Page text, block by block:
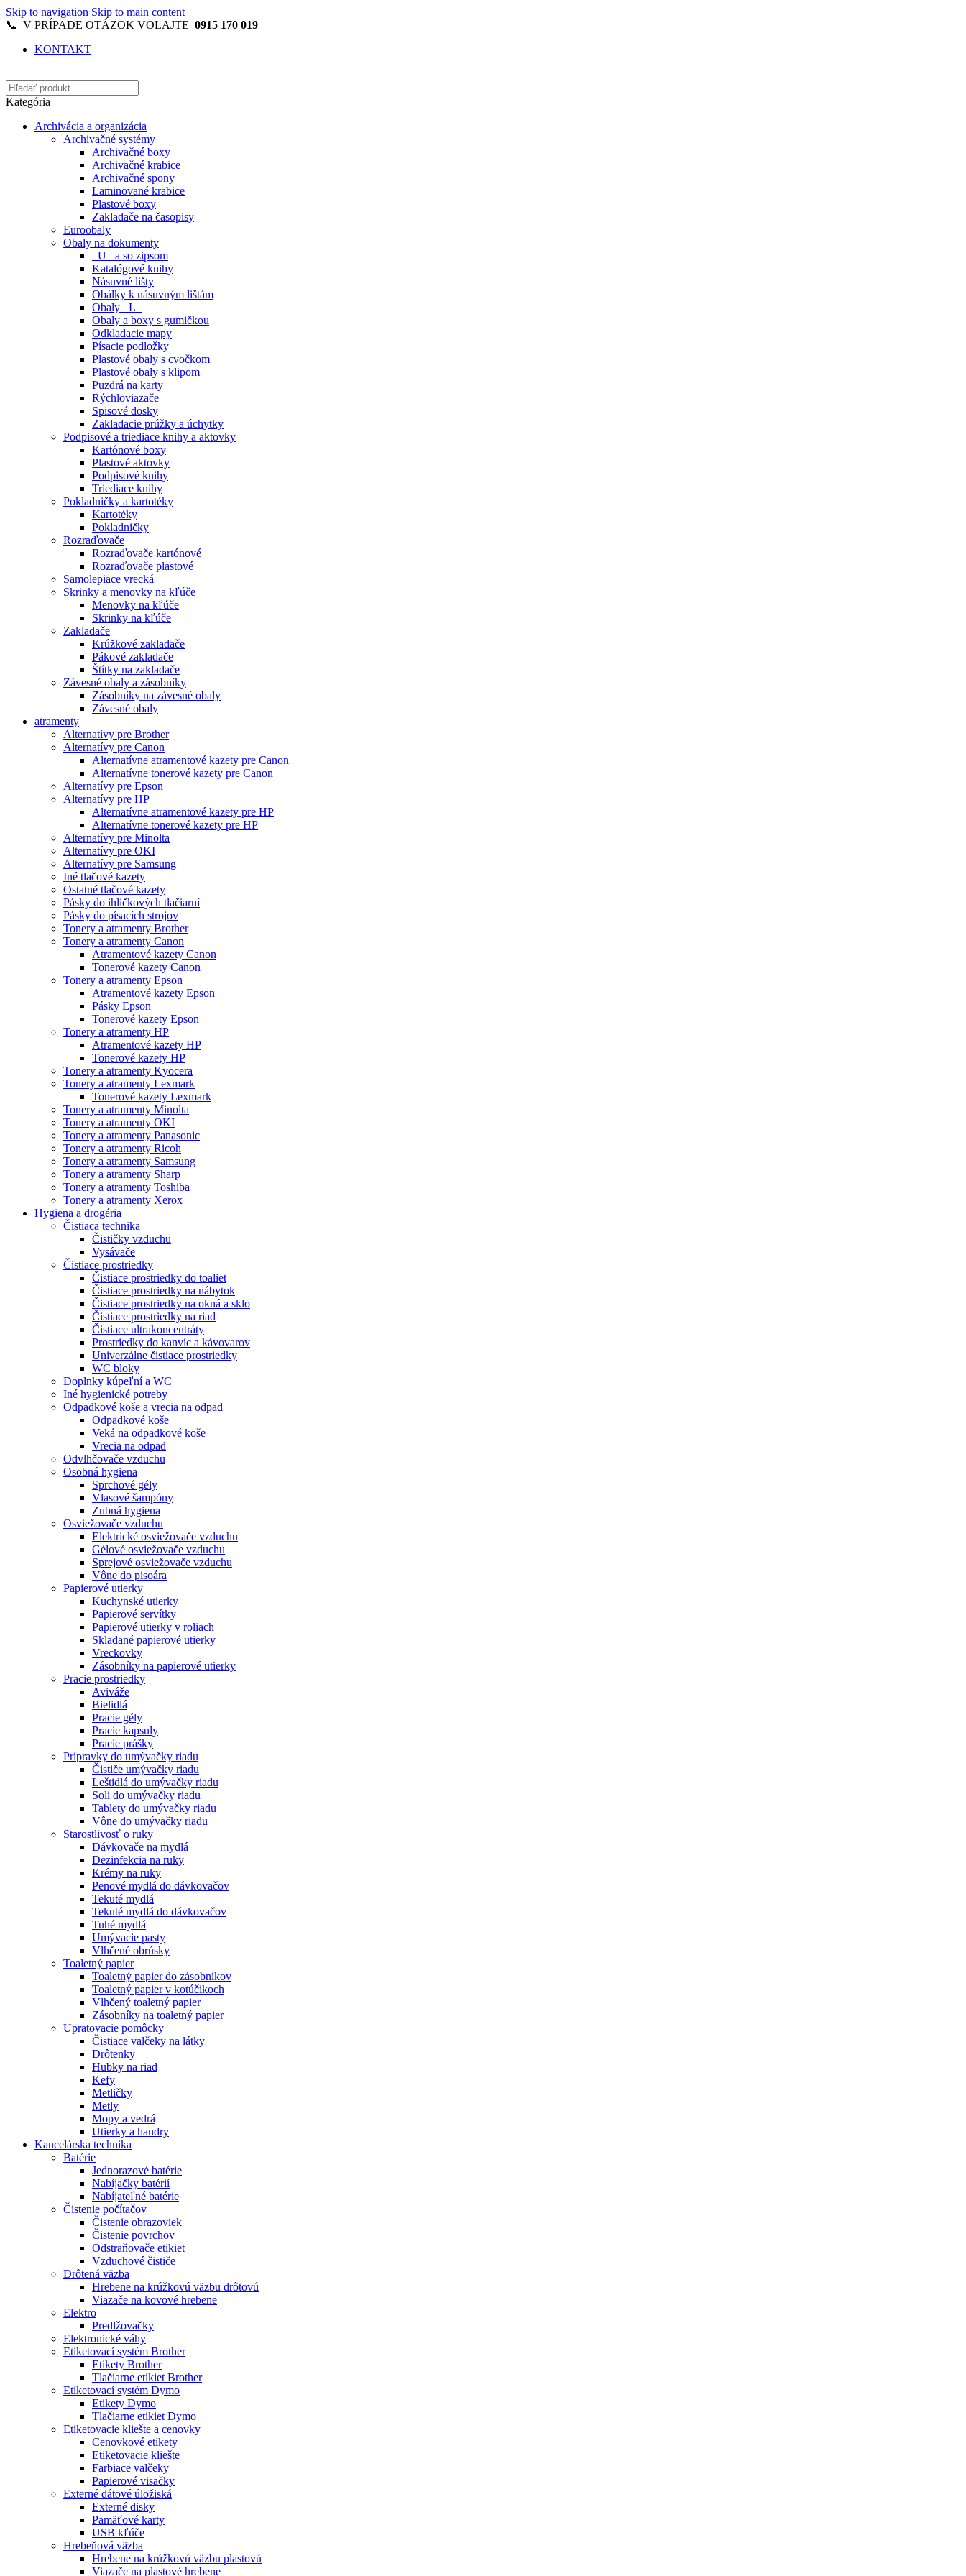
Skip to navigation Skip to main content
📞 V PRÍPADE OTÁZOK VOLAJTE 0915 170 019
KONTAKT
Kategória
Archivácia a organizácia
Archivačné systémy
Archivačné boxy
Archivačné krabice
Archivačné spony
Laminované krabice
Plastové boxy
Zakladače na časopisy
Euroobaly
Obaly na dokumenty
_U_ a so zipsom
Katalógové knihy
Násuvné lišty
Obálky k násuvným lištám
Obaly _L_
Obaly a boxy s gumičkou
Odkladacie mapy
Písacie podložky
Plastové obaly s cvočkom
Plastové obaly s klipom
Puzdrá na karty
Rýchloviazače
Spisové dosky
Zakladacie prúžky a úchytky
Podpisové a triediace knihy a aktovky
Kartónové boxy
Plastové aktovky
Podpisové knihy
Triediace knihy
Pokladničky a kartotéky
Kartotéky
Pokladničky
Rozraďovače
Rozraďovače kartónové
Rozraďovače plastové
Samolepiace vrecká
Skrinky a menovky na kľúče
Menovky na kľúče
Skrinky na kľúče
Zakladače
Krúžkové zakladače
Pákové zakladače
Štítky na zakladače
Závesné obaly a zásobníky
Zásobníky na závesné obaly
Závesné obaly
atramenty
Alternatívy pre Brother
Alternatívy pre Canon
Alternatívne atramentové kazety pre Canon
Alternatívne tonerové kazety pre Canon
Alternatívy pre Epson
Alternatívy pre HP
Alternatívne atramentové kazety pre HP
Alternatívne tonerové kazety pre HP
Alternatívy pre Minolta
Alternatívy pre OKI
Alternatívy pre Samsung
Iné tlačové kazety
Ostatné tlačové kazety
Pásky do ihličkových tlačiarní
Pásky do písacích strojov
Tonery a atramenty Brother
Tonery a atramenty Canon
Atramentové kazety Canon
Tonerové kazety Canon
Tonery a atramenty Epson
Atramentové kazety Epson
Pásky Epson
Tonerové kazety Epson
Tonery a atramenty HP
Atramentové kazety HP
Tonerové kazety HP
Tonery a atramenty Kyocera
Tonery a atramenty Lexmark
Tonerové kazety Lexmark
Tonery a atramenty Minolta
Tonery a atramenty OKI
Tonery a atramenty Panasonic
Tonery a atramenty Ricoh
Tonery a atramenty Samsung
Tonery a atramenty Sharp
Tonery a atramenty Toshiba
Tonery a atramenty Xerox
Hygiena a drogéria
Čistiaca technika
Čističky vzduchu
Vysávače
Čistiace prostriedky
Čistiace prostriedky do toaliet
Čistiace prostriedky na nábytok
Čistiace prostriedky na okná a sklo
Čistiace prostriedky na riad
Čistiace ultrakoncentráty
Prostriedky do kanvíc a kávovarov
Univerzálne čistiace prostriedky
WC bloky
Doplnky kúpeľní a WC
Iné hygienické potreby
Odpadkové koše a vrecia na odpad
Odpadkové koše
Veká na odpadkové koše
Vrecia na odpad
Odvlhčovače vzduchu
Osobná hygiena
Sprchové gély
Vlasové šampóny
Zubná hygiena
Osviežovače vzduchu
Elektrické osviežovače vzduchu
Gélové osviežovače vzduchu
Sprejové osviežovače vzduchu
Vône do pisoára
Papierové utierky
Kuchynské utierky
Papierové servítky
Papierové utierky v roliach
Skladané papierové utierky
Vreckovky
Zásobníky na papierové utierky
Pracie prostriedky
Aviváže
Bielidlá
Pracie gély
Pracie kapsuly
Pracie prášky
Prípravky do umývačky riadu
Čističe umývačky riadu
Leštidlá do umývačky riadu
Soli do umývačky riadu
Tablety do umývačky riadu
Vône do umývačky riadu
Starostlivosť o ruky
Dávkovače na mydlá
Dezinfekcia na ruky
Krémy na ruky
Penové mydlá do dávkovačov
Tekuté mydlá
Tekuté mydlá do dávkovačov
Tuhé mydlá
Umývacie pasty
Vlhčené obrúsky
Toaletný papier
Toaletný papier do zásobníkov
Toaletný papier v kotúčikoch
Vlhčený toaletný papier
Zásobníky na toaletný papier
Upratovacie pomôcky
Čistiace valčeky na látky
Drôtenky
Hubky na riad
Kefy
Metličky
Metly
Mopy a vedrá
Utierky a handry
Kancelárska technika
Batérie
Jednorazové batérie
Nabíjačky batérií
Nabíjateľné batérie
Čistenie počítačov
Čistenie obrazoviek
Čistenie povrchov
Odstraňovače etikiet
Vzduchové čističe
Drôtená väzba
Hrebene na krúžkovú väzbu drôtovú
Viazače na kovové hrebene
Elektro
Predlžovačky
Elektronické váhy
Etiketovací systém Brother
Etikety Brother
Tlačiarne etikiet Brother
Etiketovací systém Dymo
Etikety Dymo
Tlačiarne etikiet Dymo
Etiketovacie kliešte a cenovky
Cenovkové etikety
Etiketovacie kliešte
Farbiace valčeky
Papierové visačky
Externé dátové úložiská
Externé disky
Pamäťové karty
USB kľúče
Hrebeňová väzba
Hrebene na krúžkovú väzbu plastovú
Viazače na plastové hrebene